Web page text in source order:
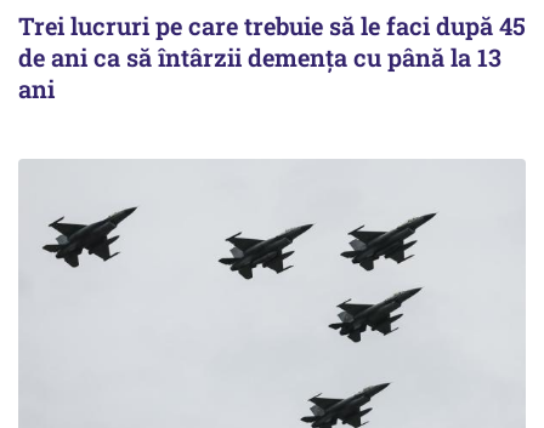
Trei lucruri pe care trebuie să le faci după 45
de ani ca să întârzii demența cu până la 13
ani